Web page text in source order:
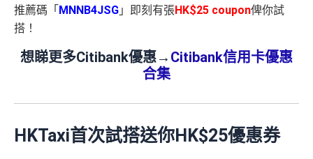
推薦碼「 MNNB4JSG 」即刻有張HK$25 coupon俾你試
搭！
想睇更多Citibank優惠→ Citibank信用卡優惠
合集
HKTaxi首次試搭送你HK$25優惠券